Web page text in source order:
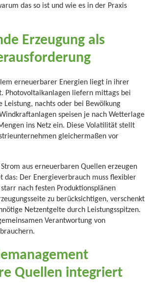
das so ist und wie es in der Praxis
Erzeugung als
erneuerbarer Energien liegt in ihrer
Photovoltaikanlagen liefern mittags bei
Leistung, nachts oder bei Bewölkung
speisen je nach Wetterlage
ins Netz ein. Diese Volatilität stellt
gleichermaßen vor
aus erneuerbaren Quellen erzeugen
das: Der Energieverbrauch muss flexibler
nach festen Produktionsplänen
zu berücksichtigen, verschenkt
Netzentgelte durch Leistungsspitzen.
Verantwortung von
Quellen integriert